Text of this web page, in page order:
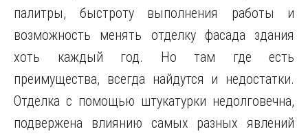
палитры, быстроту выполнения работы и
возможность менять отделку фасада здания
хоть каждый год. Но там где есть
преимущества, всегда найдутся и недостатки.
Отделка с помощью штукатурки недолговечна,
подвержена влиянию самых разных явлений